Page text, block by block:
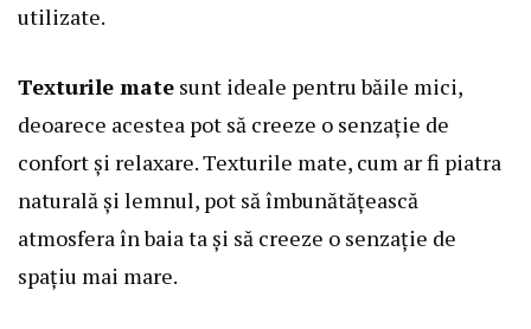
utilizate.
Texturile mate sunt ideale pentru băile mici,
deoarece acestea pot să creeze o senzație de
confort și relaxare. Texturile mate, cum ar fi piatra
naturală și lemnul, pot să îmbunătățească
atmosfera în baia ta și să creeze o senzație de
spațiu mai mare.